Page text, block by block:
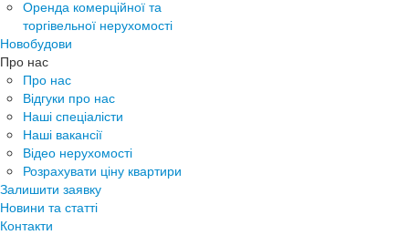
Оренда комерційної та
торгівельної нерухомості
Новобудови
Про нас
Про нас
Відгуки про нас
Наші спеціалісти
Наші вакансії
Відео нерухомості
Розрахувати ціну квартири
Залишити заявку
Новини та статті
Контакти